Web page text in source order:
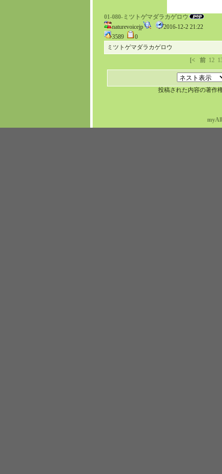
01-080-ミツトゲマダラカゲロウ
naturevoicejp
2016-12-2 21:22
3589
0
ミツトゲマダラカゲロウ
[<
前 12
投稿された内容の著作